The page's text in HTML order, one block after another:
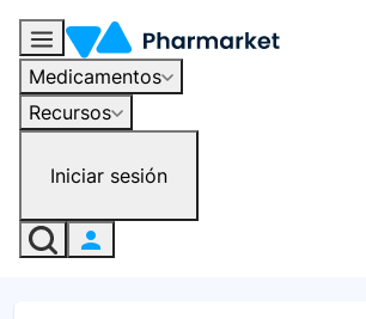
Medicamentos
Recursos
Iniciar sesión